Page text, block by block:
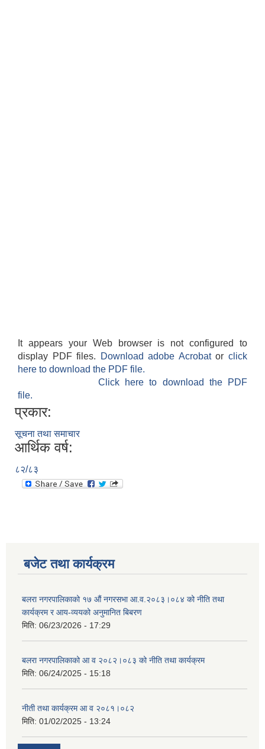
It appears your Web browser is not configured to
display PDF files.
Download adobe Acrobatorclick
here to download the PDF file.
Click here to download the PDF
file.
प्रकार:
सूचना तथा समाचार
आर्थिक वर्ष:
८२/८३
बजेट तथा कार्यक्रम
बलरा नगरपालिकाको १७ औं नगरसभा आ.व.२०८३।०८४ को नीति तथा
कार्यक्रम र आय-व्ययको अनुमानित बिबरण
मिति: 06/23/2026 - 17:29
बलरा नगरपालिकाको आ व २०८२।०८३ को नीति तथा कार्यक्रम
मिति: 06/24/2025 - 15:18
नीती तथा कार्यक्रम आ व २०८१।०८२
मिति: 01/02/2025 - 13:24